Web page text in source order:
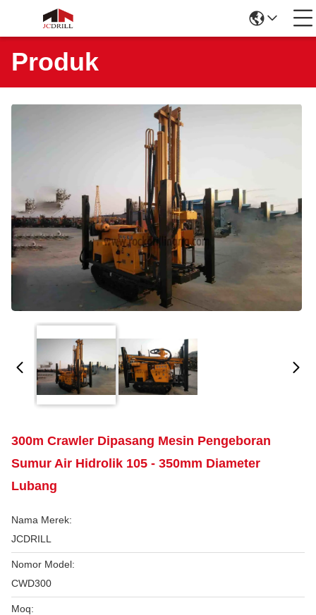
Produk
300m Crawler Dipasang Mesin Pengeboran
Sumur Air Hidrolik 105 - 350mm Diameter
Lubang
Nama Merek:
JCDRILL
Nomor Model:
CWD300
Moq: